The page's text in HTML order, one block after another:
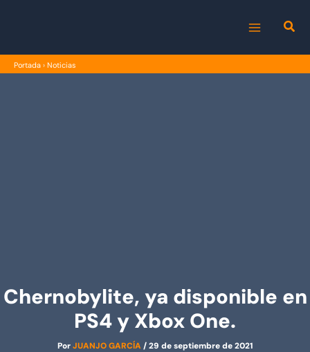
MENU
Portada › Noticias
Chernobylite, ya disponible en
PS4 y Xbox One.
PorJUANJO GARCÍA/29 de septiembre de 2021